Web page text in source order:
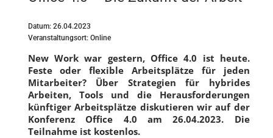
Datum: 26.04.2023
Veranstaltungsort: Online
New Work war gestern, Office 4.0 ist heute.
Feste oder flexible Arbeitsplätze für jeden
Mitarbeiter? Über Strategien für hybrides
Arbeiten, Tools und die Herausforderungen
künftiger Arbeitsplätze diskutieren wir auf der
Konferenz Office 4.0 am 26.04.2023. Die
Teilnahme ist kostenlos.